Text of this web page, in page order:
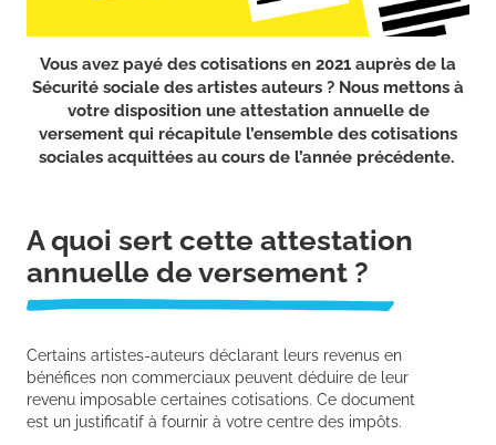
Vous avez payé des cotisations en 2021 auprès de la
Sécurité sociale des artistes auteurs ? Nous mettons à
votre disposition une attestation annuelle de
versement qui récapitule l’ensemble des cotisations
sociales acquittées au cours de l’année précédente.
A quoi sert cette attestation
annuelle de versement ?
Certains artistes-auteurs déclarant leurs revenus en
bénéfices non commerciaux peuvent déduire de leur
revenu imposable certaines cotisations. Ce document
est un justificatif à fournir à votre centre des impôts.